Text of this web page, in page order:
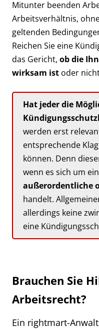
Mitunter beenden
Arbeitsverhältnis,
geltenden
Reichen Sie eine
das Gericht, ob die
wirksam ist oder
Hat jeder die
werden erst
entsprechende
können. Denn
wenn es sich um
außerordentliche
handelt.
allerdings keine
eine
Brauchen Sie
Arbeitsrecht?
Ein rightmart-